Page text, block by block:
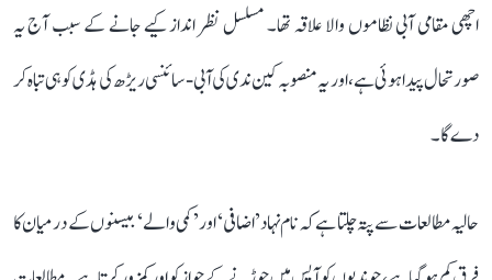
اچھی مقامی آبی نظاموں والا علاقہ تھا۔ مسلسل نظر انداز کیے جانے کے سبب آج یہ
صورتحال پیدا ہوئی ہے، اور یہ منصوبہ کین ندی کی آبی-سائنسی ریڑھ کی ہڈی کو ہی تباہ کر
دے گا۔
حالیہ مطالعات سے پتہ چلتا ہے کہ نام نہاد ’اضافی‘ اور ’کمی والے‘ بیسنوں کے درمیان کا